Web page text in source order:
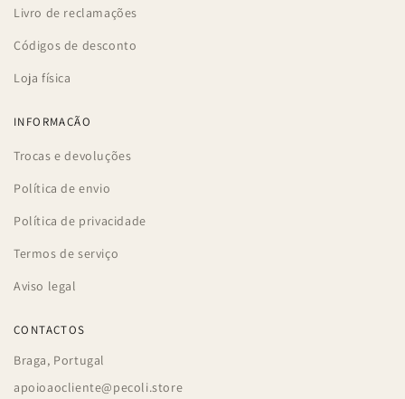
Livro de reclamações
Códigos de desconto
Loja física
INFORMAÇÃO
Trocas e devoluções
Política de envio
Política de privacidade
Termos de serviço
Aviso legal
CONTACTOS
Braga, Portugal
apoioaocliente@pecoli.store